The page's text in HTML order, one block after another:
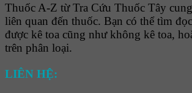
Thuốc A-Z từ Tra Cứu Thuốc Tây
liên quan đến thuốc. Bạn có thể tìm
được kê toa cũng như không kê toa,
trên phân loại.
LIÊN HỆ: